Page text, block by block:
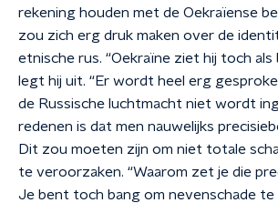
rekening houden met de Oekraïense
zou zich erg druk maken over de
etnische rus. “Oekraïne ziet hij toch als
legt hij uit. “Er wordt heel erg
de Russische luchtmacht niet wordt
redenen is dat men nauwelijks
Dit zou moeten zijn om niet totale
te veroorzaken. “Waarom zet je die
Je bent toch bang om nevenschade